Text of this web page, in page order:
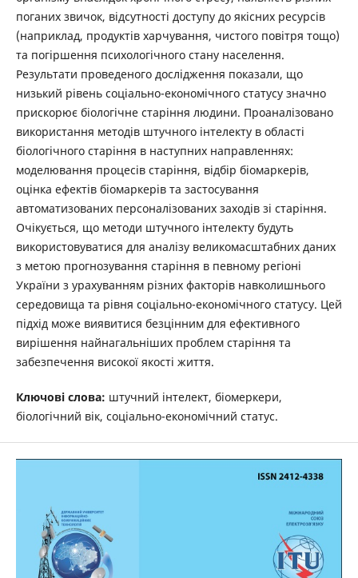
поганих звичок, відсутності доступу до якісних ресурсів
(наприклад, продуктів харчування, чистого повітря тощо)
та погіршення психологічного стану населення.
Результати проведеного дослідження показали, що
низький рівень соціально-економічного статусу значно
прискорює біологічне старіння людини. Проаналізовано
використання методів штучного інтелекту в області
біологічного старіння в наступних направленнях:
моделювання процесів старіння, відбір біомаркерів,
оцінка ефектів біомаркерів та застосування
автоматизованих персоналізованих заходів зі старіння.
Очікується, що методи штучного інтелекту будуть
використовуватися для аналізу великомасштабних даних
з метою прогнозування старіння в певному регіоні
України з урахуванням різних факторів навколишнього
середовища та рівня соціально-економічного статусу. Цей
підхід може виявитися безцінним для ефективного
вирішення найнагальніших проблем старіння та
забезпечення високої якості життя.
Ключові слова: штучний інтелект, біомеркери,
біологічний вік, соціально-економічний статус.